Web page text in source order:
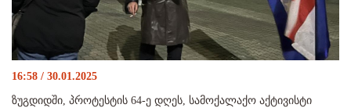
16:58 / 30.01.2025
ზუგდიდში, პროტესტის 64-ე დღეს, სამოქალაქო აქტივისტი